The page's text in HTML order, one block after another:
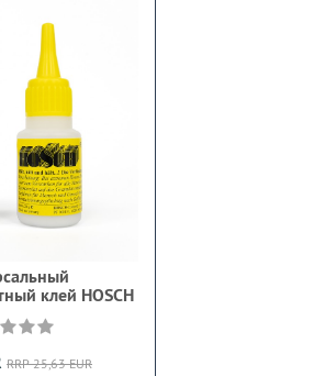
клей HOSCH
RRP 25,63 EUR